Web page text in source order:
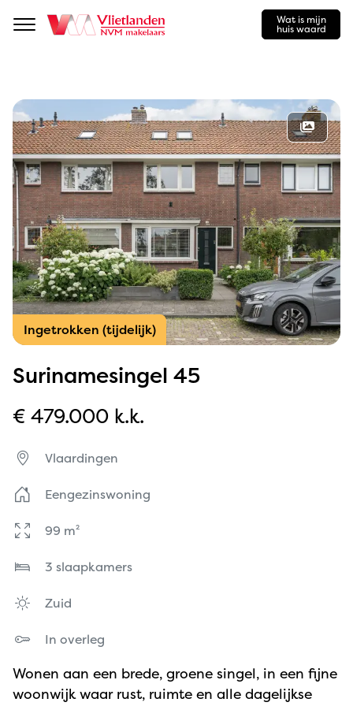
Navigation
Wat is mijn
huis waard
Ingetrokken (tijdelijk)
Surinamesingel 45
€ 479.000 k.k.
Vlaardingen
Eengezinswoning
99 m²
3 slaapkamers
Zuid
In overleg
Wonen aan een brede, groene singel, in een fijne
woonwijk waar rust, ruimte en alle dagelijkse